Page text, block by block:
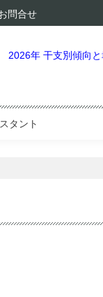
問合せ
2026年 干支別傾向
タント